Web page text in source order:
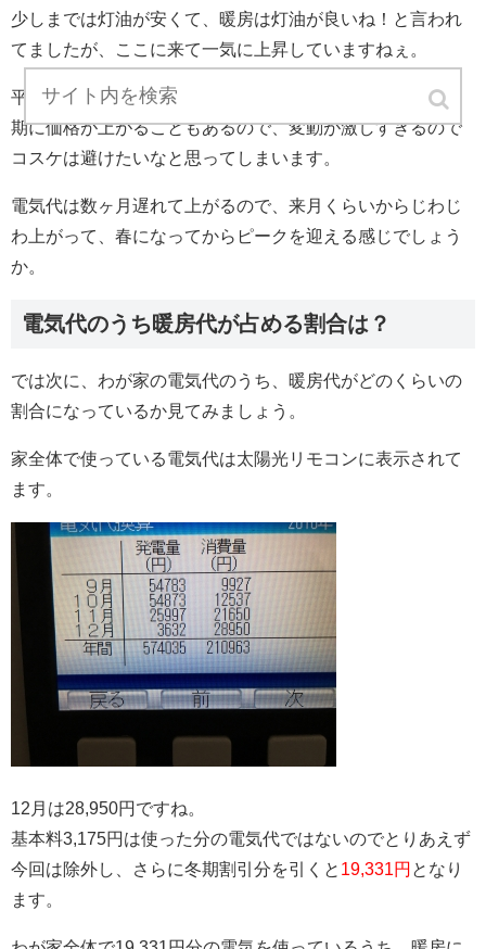
少しまでは灯油が安くて、暖房は灯油が良いね！と言われ
てましたが、ここに来て一気に上昇していますねぇ。
平均すれば大差無いのかもしれませんが、灯油は冬の需要
期に価格が上がることもあるので、変動が激しすぎるので
コスケは避けたいなと思ってしまいます。
電気代は数ヶ月遅れて上がるので、来月くらいからじわじ
わ上がって、春になってからピークを迎える感じでしょう
か。
電気代のうち暖房代が占める割合は？
では次に、わが家の電気代のうち、暖房代がどのくらいの
割合になっているか見てみましょう。
家全体で使っている電気代は太陽光リモコンに表示されて
ます。
12月は28,950円ですね。
基本料3,175円は使った分の電気代ではないのでとりあえず
今回は除外し、さらに冬期割引分を引くと 19,331円 となり
ます。